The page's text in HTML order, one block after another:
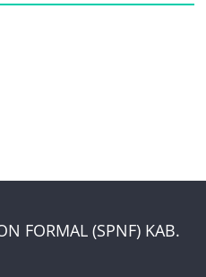
FORMAL (SPNF) KAB.